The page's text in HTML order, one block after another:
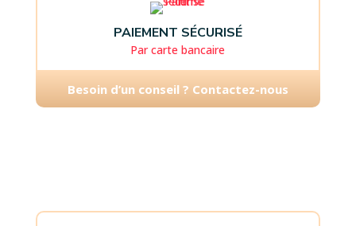
PAIEMENT SÉCURISÉ
Par carte bancaire
Besoin d’un conseil ? Contactez-nous